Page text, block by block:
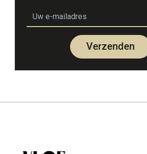
Verzenden